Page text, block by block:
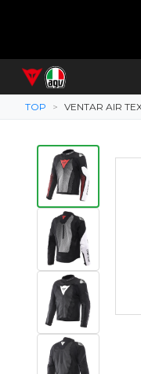
TOP > VENTAR AIR